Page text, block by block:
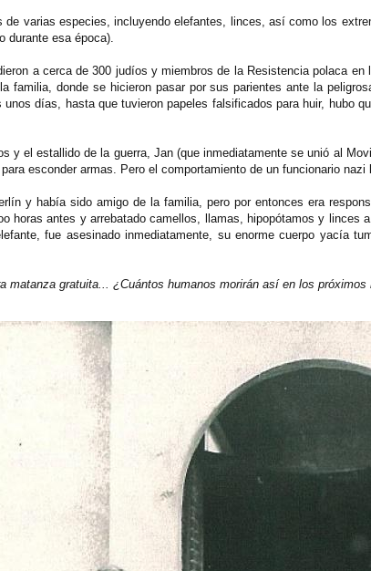
de varias especies, incluyendo elefantes, linces, así como los
durante esa época).
a cerca de 300 judíos y miembros de la Resistencia polaca
familia, donde se hicieron pasar por sus parientes ante la
días, hasta que tuvieron papeles falsificados para huir, hubo
y el estallido de la guerra, Jan (que inmediatamente se unió al
esconder armas. Pero el comportamiento de un funcionario nazi
y había sido amigo de la familia, pero por entonces era
horas antes y arrebatado camellos, llamas, hipopótamos y
fue asesinado inmediatamente, su enorme cuerpo yacía
matanza gratuita... ¿Cuántos humanos morirán así en los próximos